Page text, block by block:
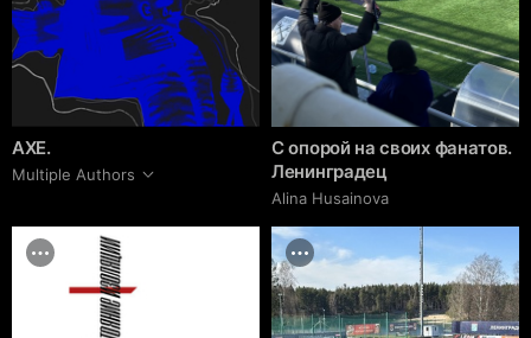
АХЕ.
Multiple Authors
С опорой на своих фанатов.
Ленинградец
Alina Husainova